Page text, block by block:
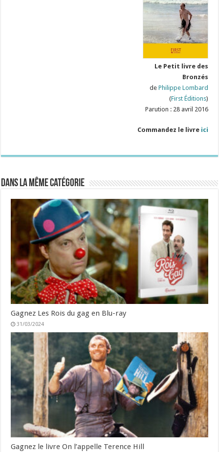
Le Petit livre des
Bronzés
de Philippe Lombard
(First Éditions)
Parution : 28 avril 2016
Commandez le livre ici
Dans la même catégorie
Gagnez Les Rois du gag en Blu-ray
31/03/2024
Gagnez le livre On l’appelle Terence Hill